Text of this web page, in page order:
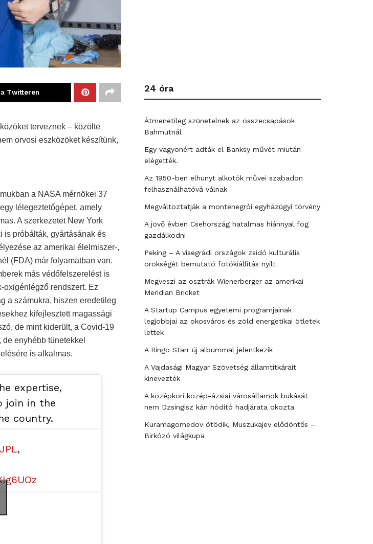
Twitteren
terveznek – közölte
orvosi eszközöket készítünk,
a NASA mérnökei 37
lélegeztetőgépet, amely
A szerkezetet New York
is próbálták, gyártásának és
az amerikai élelmiszer-,
(FDA) már folyamatban van.
más védőfelszerelést is
oxigénlégző rendszert. Ez
a számukra, hiszen eredetileg
kifejlesztett magassági
de mint kiderült, a Covid-19
enyhébb tünetekkel
is alkalmas.
expertise,
join in the
country.
,
24 óra
Átmenetileg szünetelnek az összecsapások
Bahmutnál
Egy vagyonért adták el Banksy művét miután
elégették.
Az 1950-ben elhunyt alkotók művei szabadon
felhasználhatóvá válnak
Megváltoztatják a montenegrói egyházügyi törvény
A jövő évben Csehország hatalmas hiánnyal fog
gazdálkodni
Peking – A visegrádi országok zsidó kulturális
örökségét bemutató fotókiállítás nyílt
Megveszi az osztrák Wienerberger az amerikai
Meridian Bricket
A Startup Campus egyetemi programjainak
legjobbjai az okosváros és zöld energetikai ötletek
lettek
A Ringo Starr új albummal jelentkezik
A Vajdasági Magyar Szövetség államtitkárait
kinevezték
A középkori közép-ázsiai városállamok bukását
nem Dzsingisz kán hódító hadjárata okozta
Kuramagomedov ötödik, Muszukajev elődöntős –
Birkózó világkupa